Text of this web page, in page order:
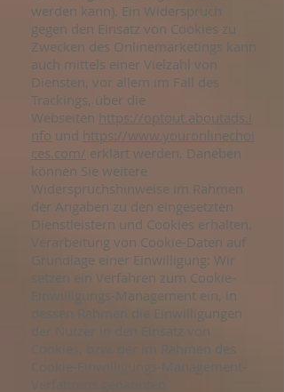
werden kann). Ein Widerspruch
gegen den Einsatz von Cookies zu
Zwecken des Onlinemarketings kann
auch mittels einer Vielzahl von
Diensten, vor allem im Fall des
Trackings, über die
Webseiten https://optout.aboutads.i
nfo und https://www.youronlinechoi
ces.com/ erklärt werden. Daneben
können Sie weitere
Widerspruchshinweise im Rahmen
der Angaben zu den eingesetzten
Dienstleistern und Cookies erhalten.
Verarbeitung von Cookie-Daten auf
Grundlage einer Einwilligung: Wir
setzen ein Verfahren zum Cookie-
Einwilligungs-Management ein, in
dessen Rahmen die Einwilligungen
der Nutzer in den Einsatz von
Cookies, bzw. der im Rahmen des
Cookie-Einwilligungs-Management-